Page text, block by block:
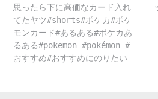
navigation
思ったら下に高価なカード入れ
てたヤツ#shorts#ポケカ#ポケ
モンカード#あるある#ポケカあ
るある#pokemon #pokémon #
おすすめ#おすすめにのりたい